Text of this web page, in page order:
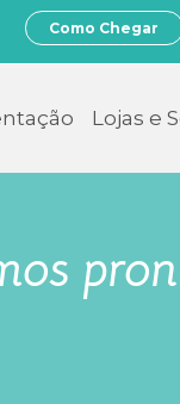
Como Chegar
Lojas e